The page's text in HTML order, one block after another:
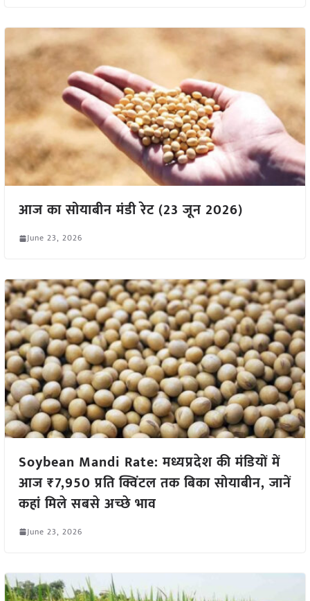
आज का सोयाबीन मंडी रेट (23 जून 2026)
June 23, 2026
Soybean Mandi Rate: मध्यप्रदेश की मंडियों में
आज ₹7,950 प्रति क्विंटल तक बिका सोयाबीन, जानें
कहां मिले सबसे अच्छे भाव
June 23, 2026